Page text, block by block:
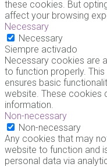
these cookies. But
affect your browsing
Necessary
Necessary
Siempre activado
Necessary cookies are
to function properly.
ensures basic
website. These cookies
information.
Non-necessary
Non-necessary
Any cookies that may
website to function and
personal data via